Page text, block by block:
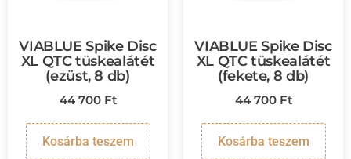
VIABLUE Spike Disc
XL QTC tüskealátét
(ezüst, 8 db)
44 700 Ft
Kosárba teszem
VIABLUE Spike Disc
XL QTC tüskealátét
(fekete, 8 db)
44 700 Ft
Kosárba teszem